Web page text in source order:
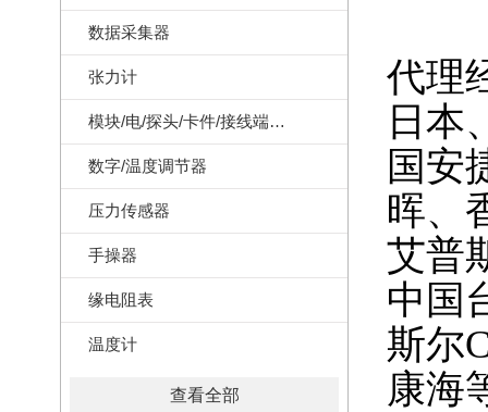
数据采集器
张力计
模块/电/探头/卡件/接线端子/记录纸
数字/温度调节器
压力传感器
手操器
缘电阻表
温度计
查看全部
代理
日本
国安
晖、
艾普
中国
斯尔
康海